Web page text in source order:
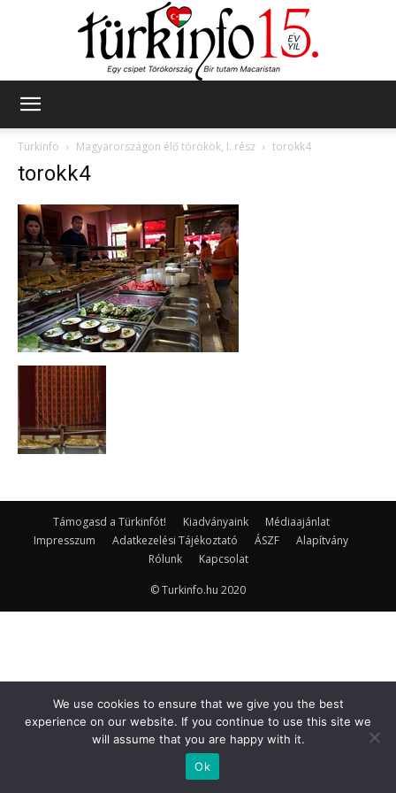
Türkinfo
Magyarországon élő törökök, I. rész torokk4
torokk4
Támogasd a Türkinfót! Kiadványaink
Médiaajánlat
Impresszum
Adatkezelési Tájékoztató ÁSZF
Alapítvány
Rólunk
Kapcsolat
© Turkinfo.hu 2020
We use cookies to ensure that we give you the best
experience on our website. If you continue to use this site we
will assume that you are happy with it.
Ok